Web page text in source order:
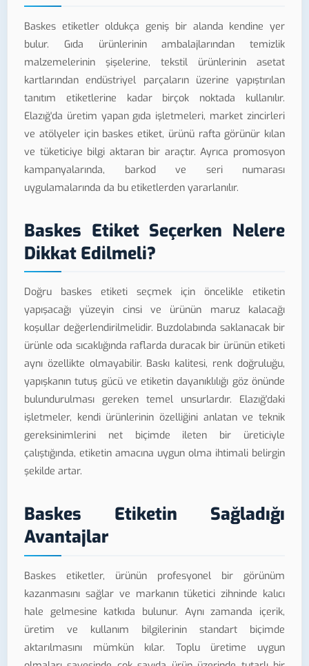
Baskes etiketler oldukça geniş bir alanda kendine yer
bulur. Gıda ürünlerinin ambalajlarından temizlik
malzemelerinin şişelerine, tekstil ürünlerinin asetat
kartlarından endüstriyel parçaların üzerine yapıştırılan
tanıtım etiketlerine kadar birçok noktada kullanılır.
Elazığ'da üretim yapan gıda işletmeleri, market zincirleri
ve atölyeler için baskes etiket, ürünü rafta görünür kılan
ve tüketiciye bilgi aktaran bir araçtır. Ayrıca promosyon
kampanyalarında, barkod ve seri numarası
uygulamalarında da bu etiketlerden yararlanılır.
Baskes Etiket Seçerken Nelere
Dikkat Edilmeli?
Doğru baskes etiketi seçmek için öncelikle etiketin
yapışacağı yüzeyin cinsi ve ürünün maruz kalacağı
koşullar değerlendirilmelidir. Buzdolabında saklanacak bir
ürünle oda sıcaklığında raflarda duracak bir ürünün etiketi
aynı özellikte olmayabilir. Baskı kalitesi, renk doğruluğu,
yapışkanın tutuş gücü ve etiketin dayanıklılığı göz önünde
bulundurulması gereken temel unsurlardır. Elazığ'daki
işletmeler, kendi ürünlerinin özelliğini anlatan ve teknik
gereksinimlerini net biçimde ileten bir üreticiyle
çalıştığında, etiketin amacına uygun olma ihtimali belirgin
şekilde artar.
Baskes Etiketin Sağladığı
Avantajlar
Baskes etiketler, ürünün profesyonel bir görünüm
kazanmasını sağlar ve markanın tüketici zihninde kalıcı
hale gelmesine katkıda bulunur. Aynı zamanda içerik,
üretim ve kullanım bilgilerinin standart biçimde
aktarılmasını mümkün kılar. Toplu üretime uygun